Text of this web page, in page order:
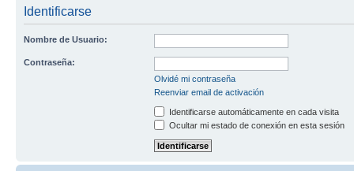
Identificarse
Nombre de Usuario:
Contraseña:
Olvidé mi contraseña
Reenviar email de activación
Identificarse automáticamente en cada visita
Ocultar mi estado de conexión en esta sesión